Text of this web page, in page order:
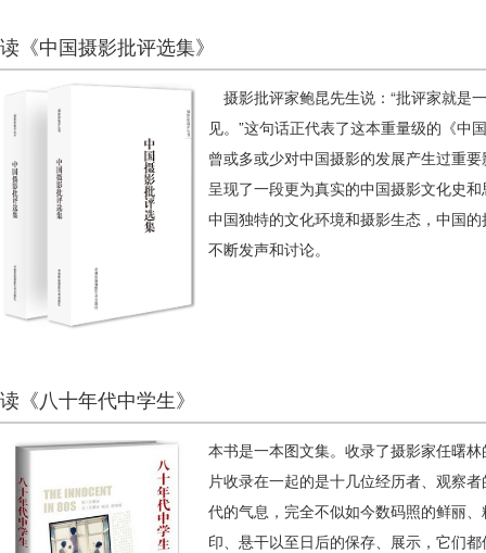
读《中国摄影批评选集》
摄影批评家鲍昆先生说：“批评家就是
见。”这句话正代表了这本重量级的《中
曾或多或少对中国摄影的发展产生过重
呈现了一段更为真实的中国摄影文化史
中国独特的文化环境和摄影生态，中国
不断发声和讨论。
读《八十年代中学生》
本书是一本图文集。收录了摄影家任曙
片收录在一起的是十几位经历者、观察
代的气息，完全不似如今数码照的鲜丽
印、悬干以至日后的保存、展示，它们